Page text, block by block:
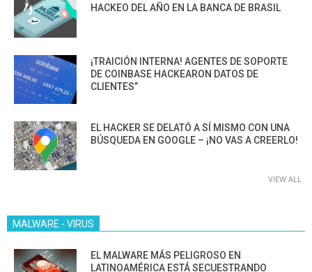
HACKEO DEL AÑO EN LA BANCA DE BRASIL
¡TRAICIÓN INTERNA! AGENTES DE SOPORTE
DE COINBASE HACKEARON DATOS DE
CLIENTES”
EL HACKER SE DELATÓ A SÍ MISMO CON UNA
BÚSQUEDA EN GOOGLE – ¡NO VAS A CREERLO!
VIEW ALL
MALWARE - VIRUS
EL MALWARE MÁS PELIGROSO EN
LATINOAMÉRICA ESTÁ SECUESTRANDO